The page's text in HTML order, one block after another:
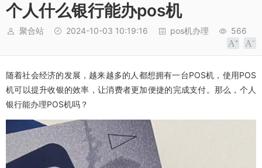
个人什么银行能办pos机
聚合站 2024-10-03 10:19:16 pos机办理 566
随着社会经济的发展，越来越多的人都想拥有一台POS机，使用POS
机可以提升收银的效率，让消费者更加便捷的完成支付。那么，个人
银行能办理POS机吗？